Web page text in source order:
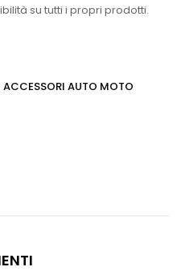
su tutti i propri prodotti.
AUTO MOTO